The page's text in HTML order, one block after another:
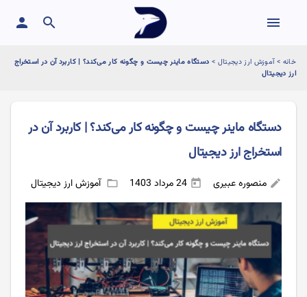
menu
search
person
خانه >آموزش ارز دیجیتال > دستگاه ماینر چیست و چگونه کار می‌کند؟ | کاربرد آن در استخراج
ارز دیجیتال
دستگاه ماینر چیست و چگونه کار می‌کند؟ | کاربرد آن در
استخراج ارز دیجیتال
edit منصوره عبیری today
folder_open آموزش ارز دیجیتال